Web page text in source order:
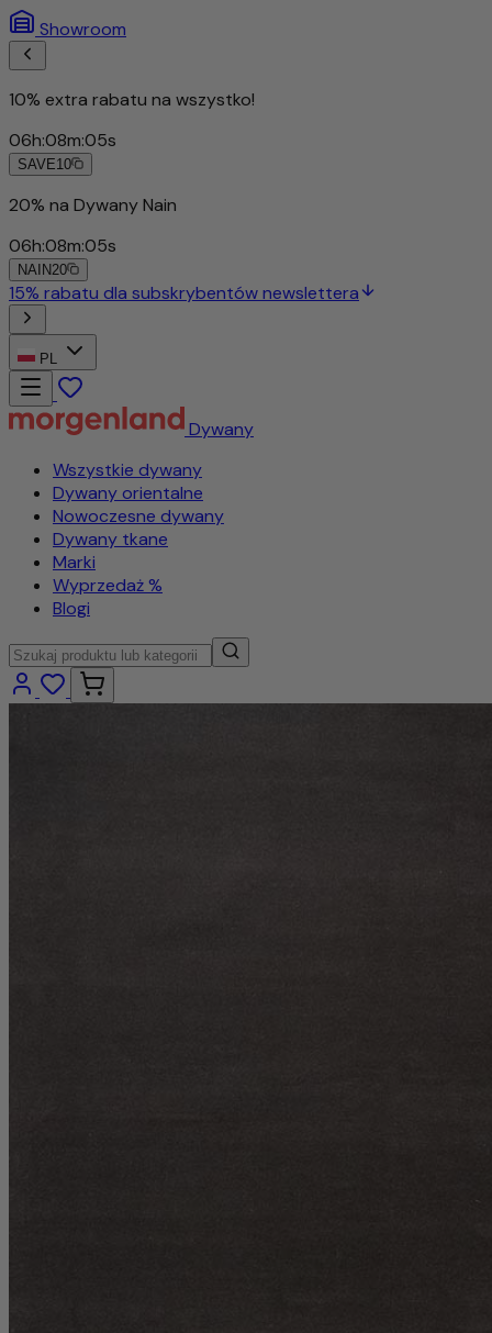
Showroom
10% extra rabatu na wszystko!
06h:08m:02
SAVE10
PL
Dywany
Wszystkie dywany
Dywany orientalne
Nowoczesne dywany
Dywany tkane
Marki
Wyprzedaż %
Blogi